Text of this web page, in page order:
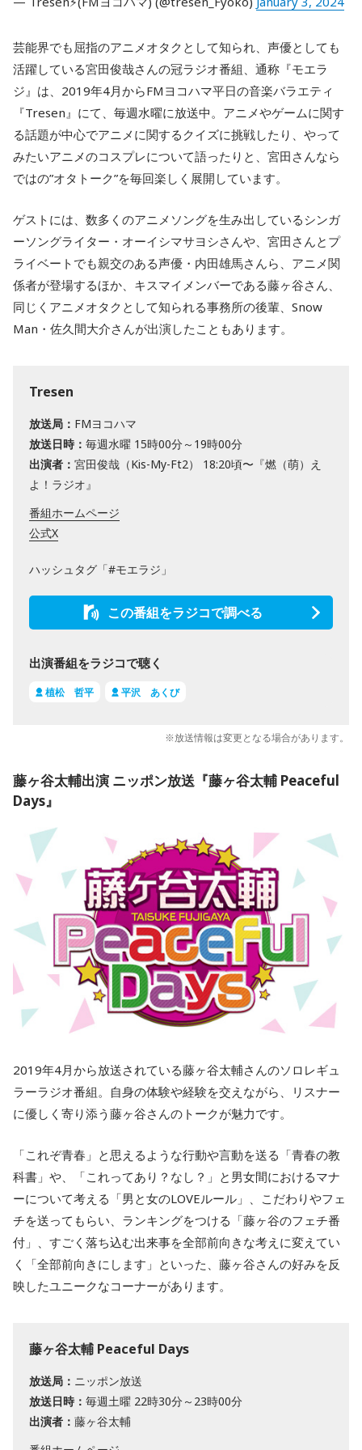
芸能界でも屈指のアニメオタクとして知られ、声優としても
活躍している宮田俊哉さんの冠ラジオ番組、通称『モエラ
ジ』は、2019年4月からFMヨコハマ平日の音楽バラエティ
『Tresen』にて、毎週水曜に放送中。アニメやゲームに関す
る話題が中心でアニメに関するクイズに挑戦したり、やって
みたいアニメのコスプレについて語ったりと、宮田さんなら
ではの”オタトーク”を毎回楽しく展開しています。
ゲストには、数多くのアニメソングを生み出しているシンガ
ーソングライター・オーイシマサヨシさんや、宮田さんとプ
ライベートでも親交のある声優・内田雄馬さんら、アニメ関
係者が登場するほか、キスマイメンバーである藤ヶ谷さん、
同じくアニメオタクとして知られる事務所の後輩、Snow
Man・佐久間大介さんが出演したこともあります。
Tresen
放送局： FMヨコハマ
放送日時： 毎週水曜 15時00分～19時00分
出演者： 宮田俊哉（Kis-My-Ft2） 18:20頃〜『燃（萌）え
よ！ラジオ』
番組ホームページ
公式X
ハッシュタグ「#モエラジ」
この番組をラジコで調べる
出演番組をラジコで聴く
植松 哲平 平沢 あくび
※放送情報は変更となる場合があります。
藤ヶ谷太輔出演 ニッポン放送『藤ヶ谷太輔 Peaceful
Days』
2019年4月から放送されている藤ヶ谷太輔さんのソロレギュ
ラーラジオ番組。自身の体験や経験を交えながら、リスナー
に優しく寄り添う藤ヶ谷さんのトークが魅力です。
「これぞ青春」と思えるような行動や言動を送る「青春の教
科書」や、「これってあり？なし？」と男女間におけるマナ
ーについて考える「男と女のLOVEルール」、こだわりやフェ
チを送ってもらい、ランキングをつける「藤ヶ谷のフェチ番
付」、すごく落ち込む出来事を全部前向きな考えに変えてい
く「全部前向きにします」といった、藤ヶ谷さんの好みを反
映したユニークなコーナーがあります。
藤ヶ谷太輔 Peaceful Days
放送局： ニッポン放送
放送日時： 毎週土曜 22時30分～23時00分
出演者： 藤ヶ谷太輔